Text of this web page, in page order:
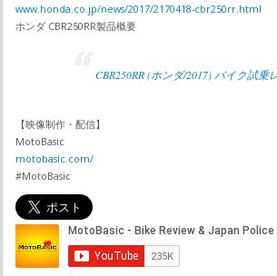
www.honda.co.jp/news/2017/2170418-cbr250rr.html
ホンダ CBR250RR製品概要
CBR250RR (ホンダ/2017) バイク試乗
【映像制作・配信】
MotoBasic
motobasic.com/
#MotoBasic